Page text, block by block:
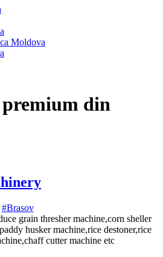
Moldova
din
#Brasov
grain thresher machine,corn sheller
husker machine,rice destoner,rice
cutter machine etc